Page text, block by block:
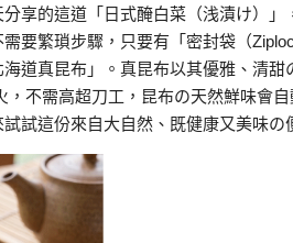
享的這道「日式醃白菜（浅漬け）
要繁瑣步驟，只要有「密封袋（
道真昆布」。真昆布以其優雅、清
，不需高超刀工，昆布の天然鮮味會
試這份來自大自然、既健康又美味の